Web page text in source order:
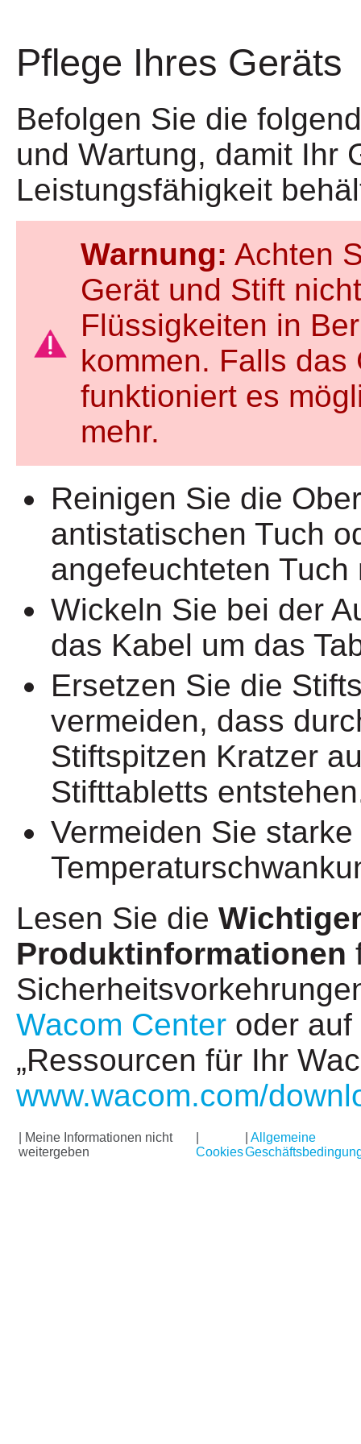
Pflege Ihres Geräts
Befolgen Sie die
und Wartung, damit Ihr
Leistungsfähigkeit
Warnung: Achten
Gerät und Stift
Flüssigkeiten in
kommen. Falls das
funktioniert es
mehr.
Reinigen Sie die
antistatischen Tuch
angefeuchteten
Wickeln Sie bei der
das Kabel um das
Ersetzen Sie die
vermeiden, dass
Stiftspitzen Kratzer
Stifttabletts
Vermeiden Sie starke
Lesen Sie die
Produktinformationen
Wacom Center oder
„Ressourcen für Ihr
www.wacom.com/
Meine Informationen nicht
weitergeben
Cookies
Allgemeine